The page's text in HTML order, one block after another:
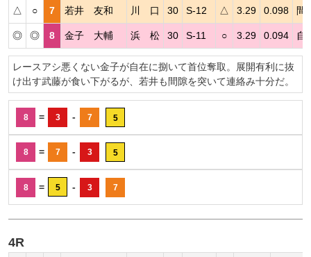
△ ○ 7 若井 友和 川 口 30 S-12 △ 3.29 0.098 間
◎ ◎ 8 金子 大輔 浜 松 30 S-11 ○ 3.29 0.094 自
レースアシ悪くない金子が自在に捌いて首位奪取。展開有利に抜
け出す武藤が食い下がるが、若井も間隙を突いて連絡み十分だ。
8 = 3 - 7 5
8 = 7 - 3 5
8 = 5 - 3 7
4R